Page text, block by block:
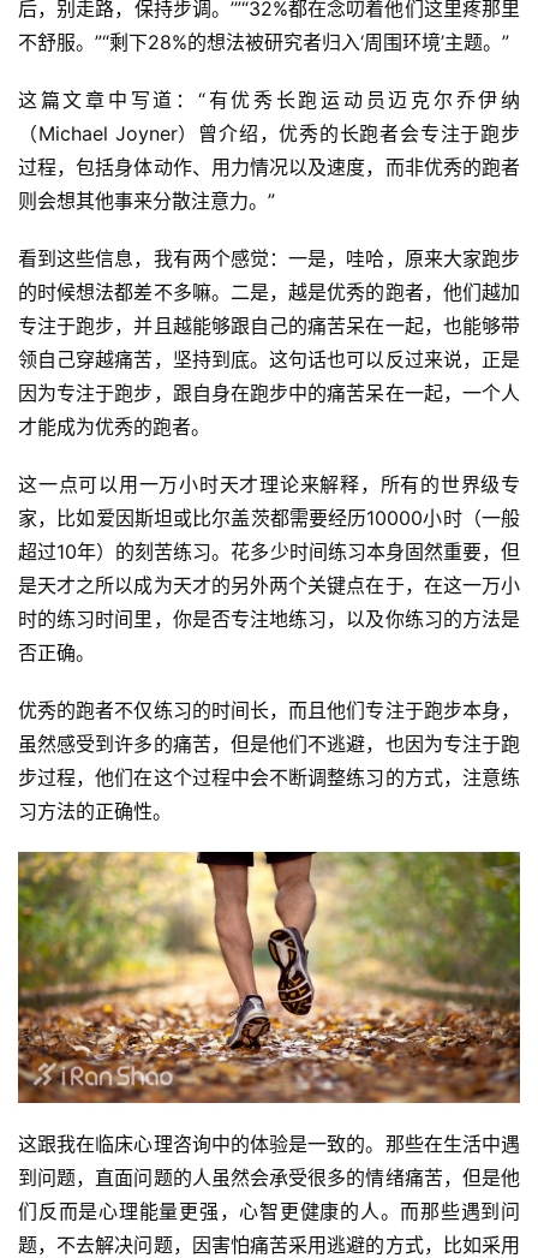
察
备
训
练
视
频
用
户
精
运
动
集
后，别走路，保持步调。’”“32%都在念叨着他们这里疼那里
不舒服。”“剩下28%的想法被研究者归入‘周围环境’主题。”
这篇文章中写道：“有优秀长跑运动员迈克尔乔伊纳
（Michael Joyner）曾介绍，优秀的长跑者会专注于跑步
过程，包括身体动作、用力情况以及速度，而非优秀的跑者
则会想其他事来分散注意力。”
看到这些信息，我有两个感觉：一是，哇哈，原来大家跑步
的时候想法都差不多嘛。二是，越是优秀的跑者，他们越加
专注于跑步，并且越能够跟自己的痛苦呆在一起，也能够带
领自己穿越痛苦，坚持到底。这句话也可以反过来说，正是
因为专注于跑步，跟自身在跑步中的痛苦呆在一起，一个人
才能成为优秀的跑者。
这一点可以用一万小时天才理论来解释，所有的世界级专
家，比如爱因斯坦或比尔盖茨都需要经历10000小时（一般
超过10年）的刻苦练习。花多少时间练习本身固然重要，但
是天才之所以成为天才的另外两个关键点在于，在这一万小
时的练习时间里，你是否专注地练习，以及你练习的方法是
否正确。
优秀的跑者不仅练习的时间长，而且他们专注于跑步本身，
虽然感受到许多的痛苦，但是他们不逃避，也因为专注于跑
步过程，他们在这个过程中会不断调整练习的方式，注意练
习方法的正确性。
这跟我在临床心理咨询中的体验是一致的。那些在生活中遇
到问题，直面问题的人虽然会承受很多的情绪痛苦，但是他
们反而是心理能量更强，心智更健康的人。而那些遇到问
题，不去解决问题，因害怕痛苦采用逃避的方式，比如采用